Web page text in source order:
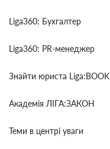
Liga360: Бухгалтер
Liga360: PR-менеджер
Знайти юриста Liga:BOOK
Академія ЛІГА:ЗАКОН
Теми в центрі уваги